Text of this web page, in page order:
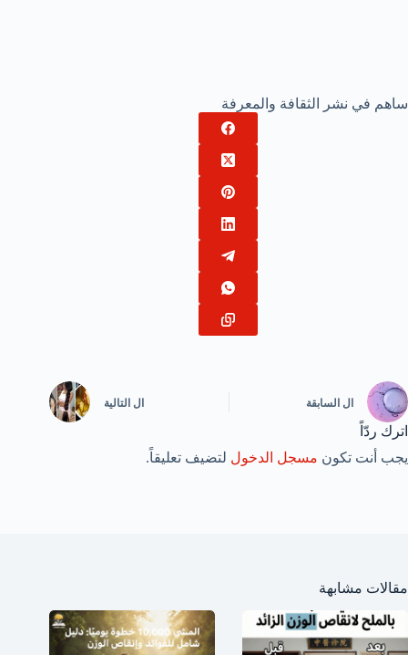
ساهم في نشر الثقافة والمعرفة
ال السابقة ال التالية
اترك ردّاً
يجب أنت تكون مسجل الدخول لتضيف تعليقاً.
مقالات مشابهة